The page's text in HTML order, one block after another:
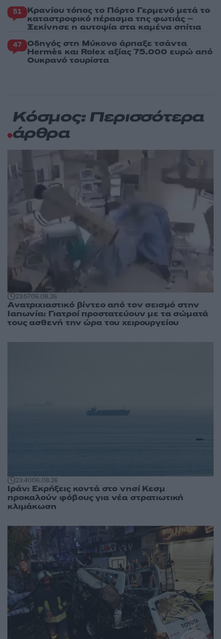
51 Κρανίου τόπος το Πόρτο Γερμενό μετά το
καταστροφικό πέρασμα της φωτιάς –
Ξεκίνησε η αυτοψία στα καμένα σπίτια
47 Οδηγός στη Μύκονο άρπαξε τσάντα
Hermès και Rolex αξίας 75.000 ευρώ από
Ουκρανό τουρίστα
Κόσμος: Περισσότερα
άρθρα
23:5706.08.26
Ανατριχιαστικό βίντεο από τον σεισμό στην
Ιαπωνία: Γιατροί προστατεύουν με τα σώματά
τους ασθενή την ώρα του χειρουργείου
23:4006.08.26
Ιράν: Εκρήξεις κοντά στο νησί Κεσμ
προκαλούν φόβους για νέα στρατιωτική
κλιμάκωση